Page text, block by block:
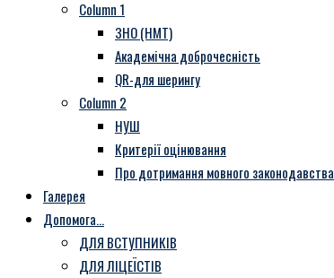
Column 1
ЗНО (НМТ)
Академічна доброчесність
QR-для шерингу
Column 2
НУШ
Критерії оцінювання
Про дотримання мовного законодавства
Галерея
Допомога…
ДЛЯ ВСТУПНИКІВ
ДЛЯ ЛІЦЕЇСТІВ